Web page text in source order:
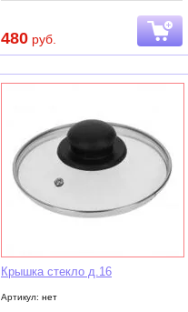
480 руб.
Крышка стекло д.16
Артикул: нет